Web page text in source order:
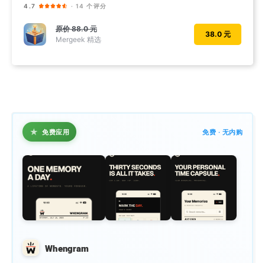
4.7 · 14 个评分
原价88.0 元
Mergeek 精选
38.0 元
★ 免费应用 免费 · 无内购
Whengram